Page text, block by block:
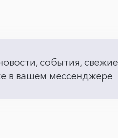
события, свежие
в вашем мессенджере